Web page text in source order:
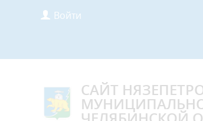
Войти
САЙТ